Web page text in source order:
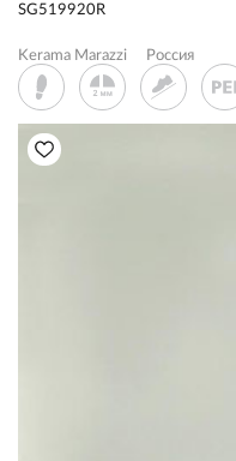
SG519920R
Kerama Marazzi Россия